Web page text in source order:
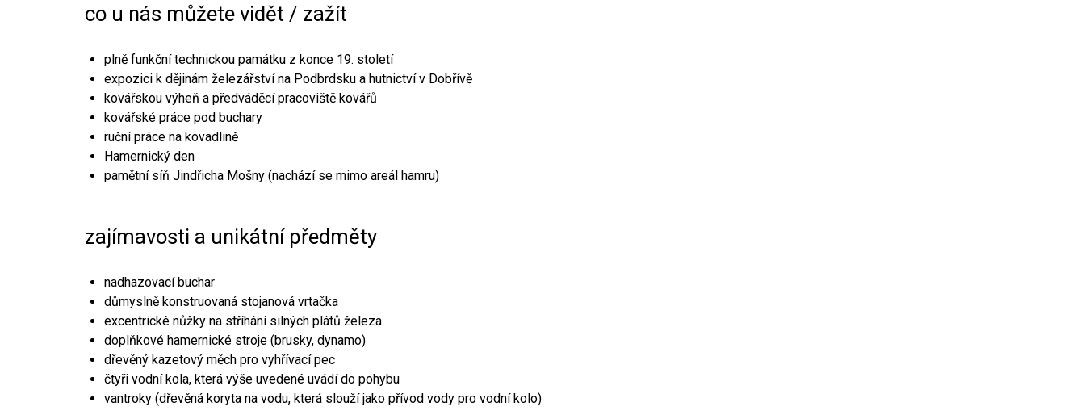
co u nás můžete vidět / zažít
plně funkční technickou památku z konce 19. století
expozici k dějinám železářství na Podbrdsku a hutnictví v Dobřívě
kovářskou výheň a předváděcí pracoviště kovářů
kovářské práce pod buchary
ruční práce na kovadlině
Hamernický den
pamětní síň Jindřicha Mošny (nachází se mimo areál hamru)
zajímavosti a unikátní předměty
nadhazovací buchar
důmyslně konstruovaná stojanová vrtačka
excentrické nůžky na stříhání silných plátů železa
doplňkové hamernické stroje (brusky, dynamo)
dřevěný kazetový měch pro vyhřívací pec
čtyři vodní kola, která výše uvedené uvádí do pohybu
vantroky (dřevěná koryta na vodu, která slouží jako přívod vody pro vodní kolo)